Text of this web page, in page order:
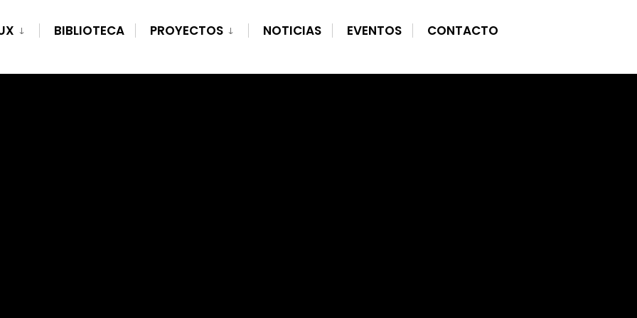
BIBLIOTECA PROYECTOS NOTICIAS EVENTOS CONTACTO